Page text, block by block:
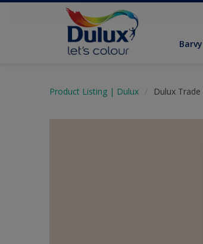
Barvy
Product Listing | Dulux Dulux